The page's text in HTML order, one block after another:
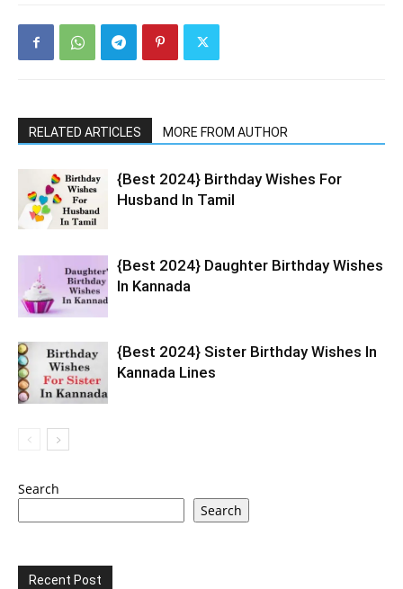
RELATED ARTICLES MORE FROM AUTHOR
{Best 2024} Birthday Wishes For
Husband In Tamil
{Best 2024} Daughter Birthday Wishes
In Kannada
{Best 2024} Sister Birthday Wishes In
Kannada Lines
Search
Search
Recent Post